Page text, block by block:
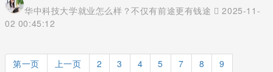
华中科技大学就业怎么样？不仅有前途更有钱途
2025-11-
02 00:45:12
第一页 上一页 2 3 4 5 7 8
9